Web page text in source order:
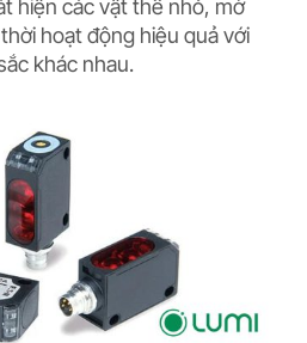
hiện các vật thể nhỏ, mờ
hoạt động hiệu quả với
khác nhau.